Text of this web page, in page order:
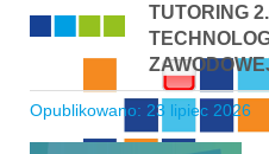
TUTORING
Opublikowano: 23 lipiec 2026